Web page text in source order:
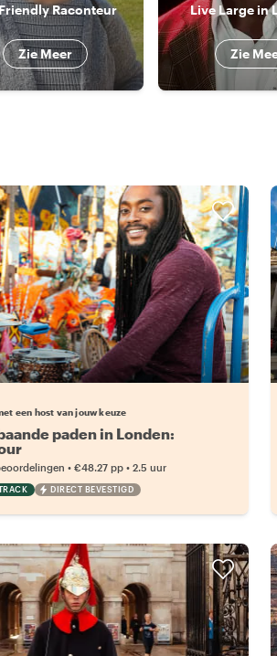
Raconteur
Zie Meer
Live Large in
Zie
jouw favoriete local
een host van jouw keuze
paden in Londen:
•€48.27 pp •2.5 uur
DIRECT BEVESTIGD